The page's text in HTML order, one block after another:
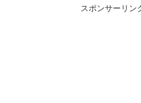
スポンサーリン